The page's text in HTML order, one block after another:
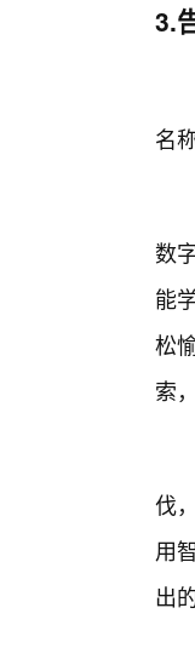
3.
名
数
能
松
索
伐
用
出